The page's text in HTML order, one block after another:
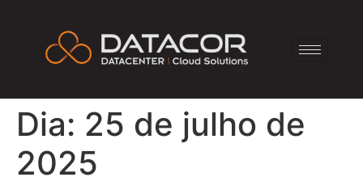
Dia: 25 de julho de
2025